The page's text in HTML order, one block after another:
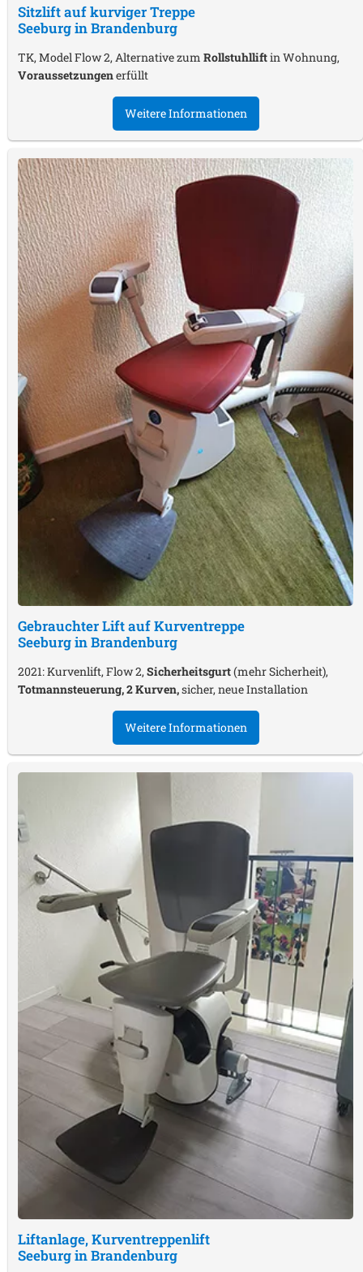
Sitzlift auf kurviger Treppe
Seeburg in Brandenburg
TK, Model Flow 2, Alternative zum Rollstuhlliftin Wohnung,
Voraussetzungenerfüllt
Weitere Informationen
Gebrauchter Lift auf Kurventreppe
Seeburg in Brandenburg
2021: Kurvenlift, Flow 2, Sicherheitsgurt(mehr Sicherheit),
Totmannsteuerung, 2 Kurven,sicher, neue Installation
Weitere Informationen
Liftanlage, Kurventreppenlift
Seeburg in Brandenburg